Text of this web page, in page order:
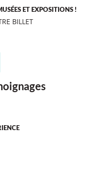
ET EXPOSITIONS !
BILLET